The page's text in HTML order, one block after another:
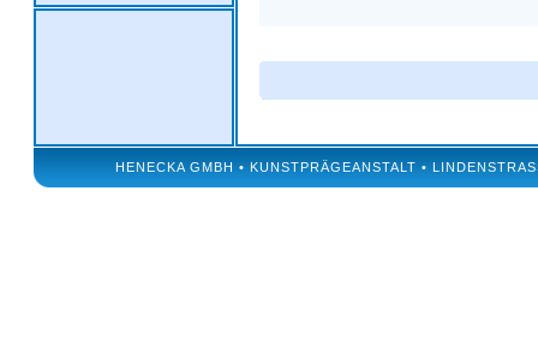
HENECKA GMBH • KUNSTPRÄGEANSTALT •